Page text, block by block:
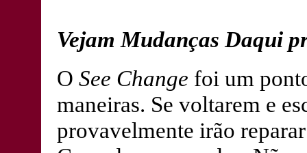
Vejam Mudanças Daqui
O See Change foi um
maneiras. Se voltarem e
provavelmente irão